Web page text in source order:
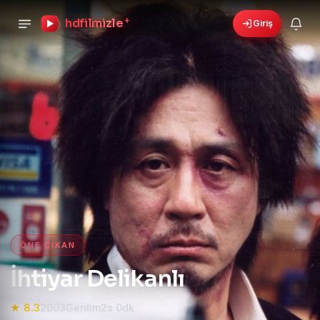
hdfilmizle + Giriş
🎁 6 yeni fırsat! Bonusları gör›
HD Film izle — HD Film İzle,
ÖNE ÇIKAN
İhtiyar Delikanlı
★ 8.32003 Gerilim2s 0dk